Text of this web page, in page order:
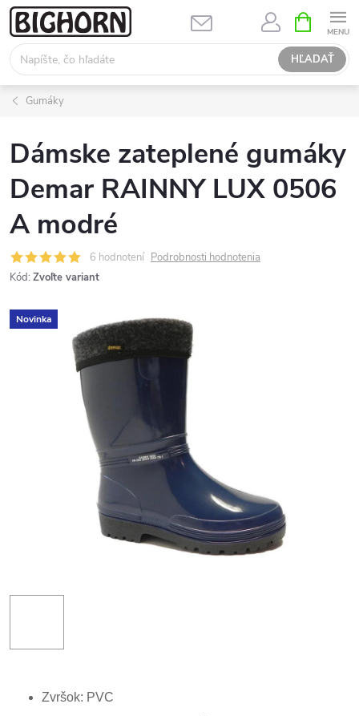
Prejsť
na
obsah
HĽADAŤ
KOŠÍK
Gumáky
Dámske zateplené gumáky
Demar RAINNY LUX 0506
A modré
6 hodnotení Podrobnosti hodnotenia
Kód: Zvoľte variant
Novinka
Zvršok: PVC